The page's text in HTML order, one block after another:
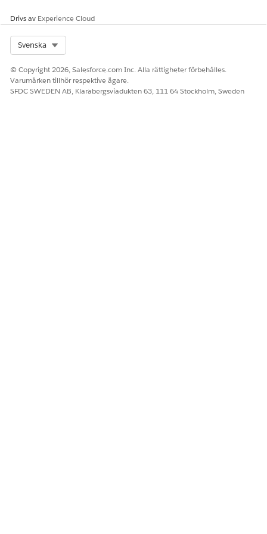
använder Einsteins genererande AI för att skapa
sammanfattningen av program och patientresultat. Skapa
sammanfattning av program och patientresultat med
Uppmaningmall och Inbäddad AI. Utforska hur dessa
kapaciteter fungerar tillsammans, de viktigaste stegen i att
skapa sammanfattningar och förkraven innan du gör
Drivs av Experience Cloud
Svenska
© Copyright 2026, Salesforce.com Inc. Alla rättigheter förbehålles.
Varumärken tillhör respektive ägare.
SFDC SWEDEN AB, Klarabergsviadukten 63, 111 64 Stockholm, Sweden